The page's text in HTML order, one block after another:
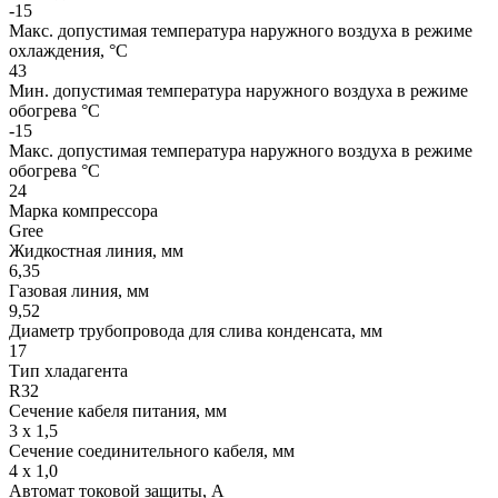
-15
Макс. допустимая температура наружного воздуха в режиме
охлаждения, °С
43
Мин. допустимая температура наружного воздуха в режиме
обогрева °С
-15
Макс. допустимая температура наружного воздуха в режиме
обогрева °С
24
Марка компрессора
Gree
Жидкостная линия, мм
6,35
Газовая линия, мм
9,52
Диаметр трубопровода для слива конденсата, мм
17
Тип хладагента
R32
Сечение кабеля питания, мм
3 х 1,5
Сечение соединительного кабеля, мм
4 х 1,0
Автомат токовой защиты, A